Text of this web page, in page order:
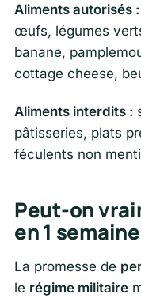
Aliments autorisés :
œufs, légumes
banane,
cottage cheese,
Aliments interdits :
pâtisseries, plats
féculents non
Peut-on
en 1
La promesse de
le régime militaire